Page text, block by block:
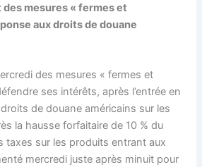
des mesures « fermes et
aux droits de douane
des mesures « fermes et
ses intérêts, après l’entrée en
de douane américains sur les
la hausse forfaitaire de 10 % du
taxes sur les produits entrant aux
mercredi juste après minuit pour